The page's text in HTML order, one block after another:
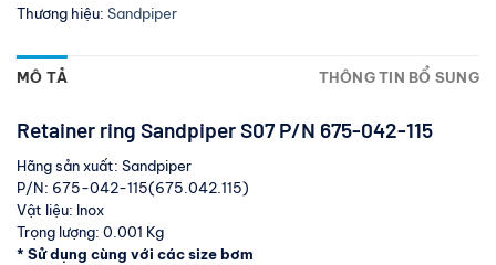
Thương hiệu: Sandpiper
MÔ TẢ THÔNG TIN BỔ SUNG
Retainer ring Sandpiper S07 P/N 675-042-115
Hãng sản xuất: Sandpiper
P/N: 675-042-115(675.042.115)
Vật liệu: Inox
Trọng lượng: 0.001 Kg
* Sử dụng cùng với các size bơm